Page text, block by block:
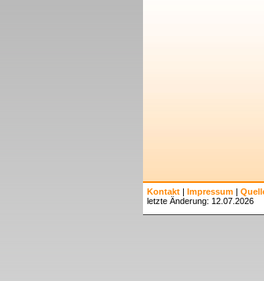
Kontakt | Impressum |
letzte Änderung: 12.07.2026